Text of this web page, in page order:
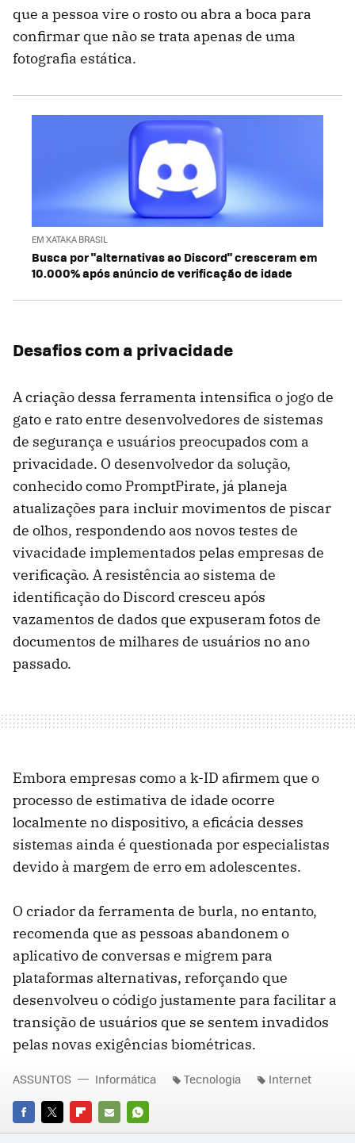
que a pessoa vire o rosto ou abra a boca para
confirmar que não se trata apenas de uma
fotografia estática.
EM XATAKA BRASIL
Busca por "alternativas ao Discord" cresceram em
10.000% após anúncio de verificação de idade
Desafios com a privacidade
A criação dessa ferramenta intensifica o jogo de
gato e rato entre desenvolvedores de sistemas
de segurança e usuários preocupados com a
privacidade. O desenvolvedor da solução,
conhecido como PromptPirate, já planeja
atualizações para incluir movimentos de piscar
de olhos, respondendo aos novos testes de
vivacidade implementados pelas empresas de
verificação. A resistência ao sistema de
identificação do Discord cresceu após
vazamentos de dados que expuseram fotos de
documentos de milhares de usuários no ano
passado.
Embora empresas como a k-ID afirmem que o
processo de estimativa de idade ocorre
localmente no dispositivo, a eficácia desses
sistemas ainda é questionada por especialistas
devido à margem de erro em adolescentes.
O criador da ferramenta de burla, no entanto,
recomenda que as pessoas abandonem o
aplicativo de conversas e migrem para
plataformas alternativas, reforçando que
desenvolveu o código justamente para facilitar a
transição de usuários que se sentem invadidos
pelas novas exigências biométricas.
FACEBOOK
TWITTERFLIPBOARD
E-
WHATSAPP
ASSUNTOS Informática Tecnologia Internet